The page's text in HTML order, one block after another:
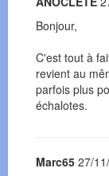
Bonjour,
C'est tout à
revient au
parfois plus
échalotes.
Marc65 27/